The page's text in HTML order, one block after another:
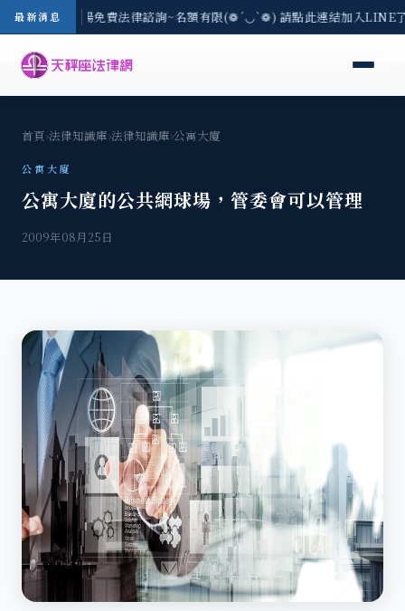
最新消息
區-8/3(一) 現場免費法律諮詢~名額有限(❁´◡`❁) 請點此連結加入
首頁›法律知識庫›法律知識庫›公寓大廈
公寓大廈
公寓大廈的公共網球場，管委會可以管理
2009年08月25日